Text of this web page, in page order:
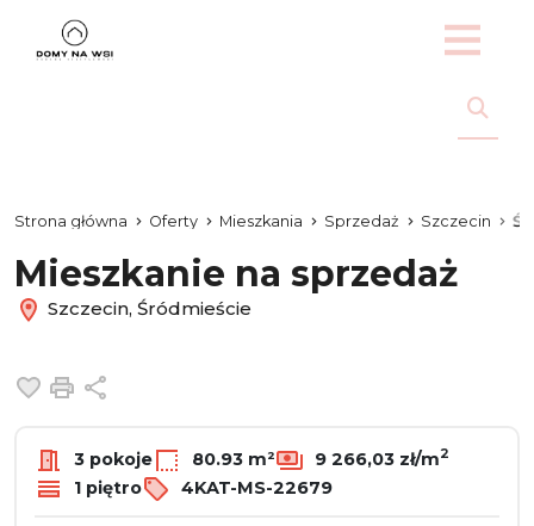
Strona główna Oferty Mieszkania Sprzedaż Szczecin
Mieszkanie na sprzedaż
Szczecin, Śródmieście
Dodaj do ulubionych
Drukuj
3 pokoje 80.93 m² 9 266,03 zł/m2
1 piętro 4KAT-MS-22679